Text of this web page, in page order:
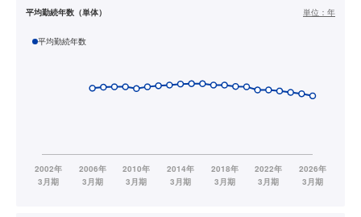
平均勤続年数（単体） 単位： 年
平均勤続年数